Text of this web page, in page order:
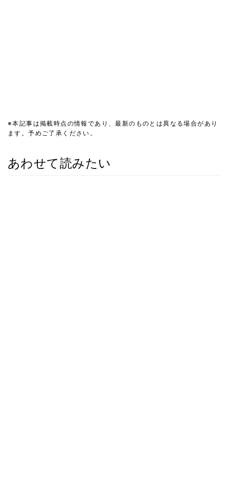
※本記事は掲載時点の情報であり、最新のものとは異なる場合があり
ます。予めご了承ください。
あわせて読みたい